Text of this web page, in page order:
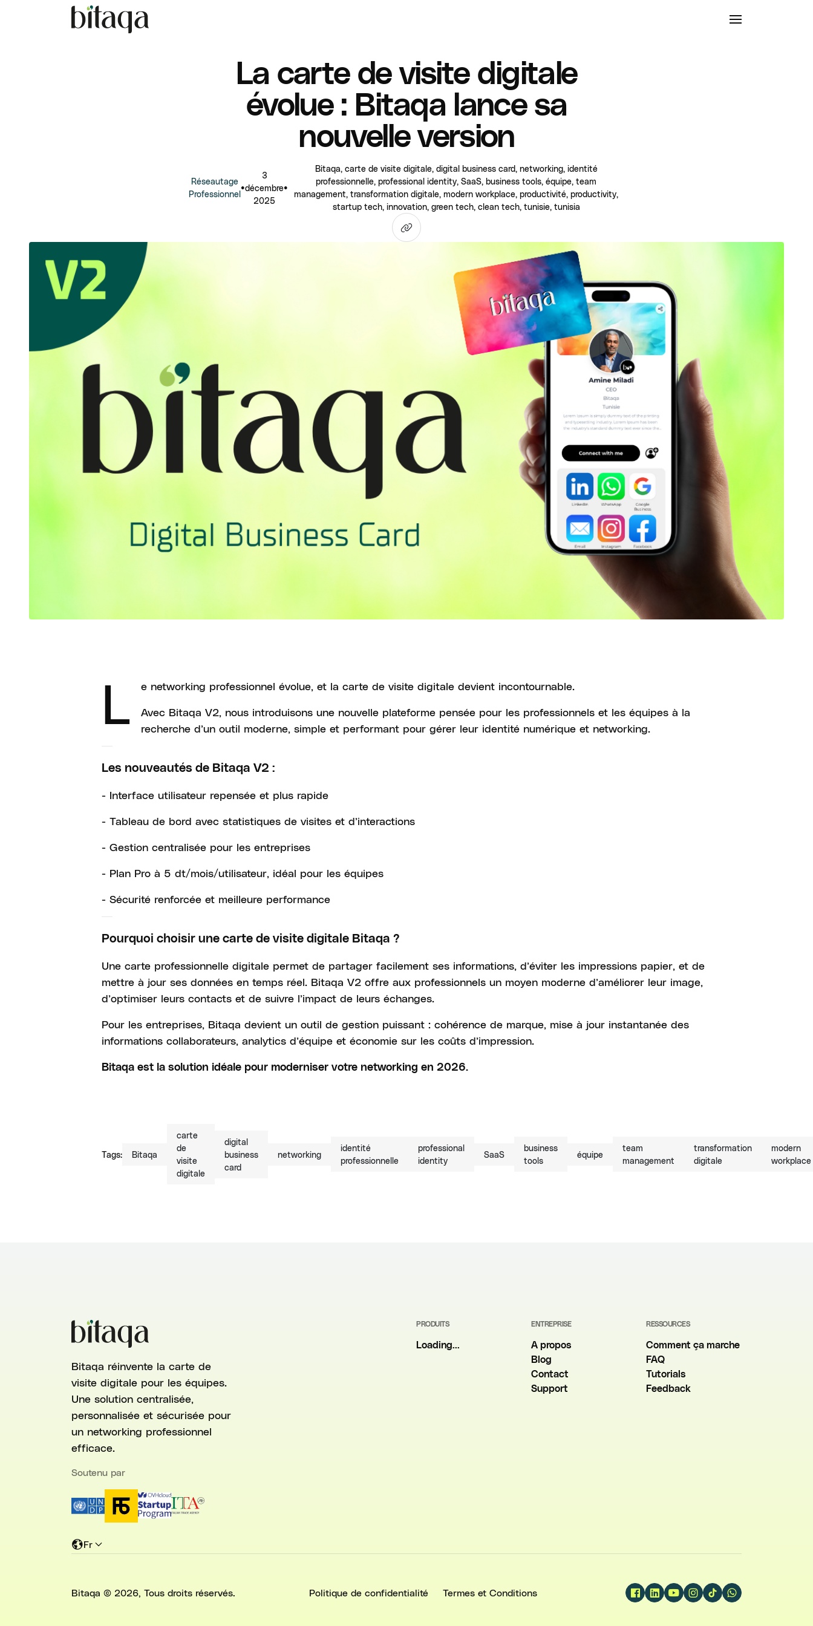
La carte de visite digitale
évolue : Bitaqa lance sa
nouvelle version
Réseautage
Professionnel
•
3
décembre
2025
•
Bitaqa, carte de visite digitale, digital business card, networking, identité
professionnelle, professional identity, SaaS, business tools, équipe, team
management, transformation digitale, modern workplace, productivité, productivity,
startup tech, innovation, green tech, clean tech, tunisie, tunisia
L e networking professionnel évolue, et la carte de visite digitale devient incontournable.
Avec Bitaqa V2, nous introduisons une nouvelle plateforme pensée pour les professionnels et les équipes à la
recherche d’un outil moderne, simple et performant pour gérer leur identité numérique et networking.
Les nouveautés de Bitaqa V2 :
- Interface utilisateur repensée et plus rapide
- Tableau de bord avec statistiques de visites et d’interactions
- Gestion centralisée pour les entreprises
- Plan Pro à 5 dt/mois/utilisateur, idéal pour les équipes
- Sécurité renforcée et meilleure performance
Pourquoi choisir une carte de visite digitale Bitaqa ?
Une carte professionnelle digitale permet de partager facilement ses informations, d’éviter les impressions papier, et de
mettre à jour ses données en temps réel. Bitaqa V2 offre aux professionnels un moyen moderne d’améliorer leur image,
d’optimiser leurs contacts et de suivre l’impact de leurs échanges.
Pour les entreprises, Bitaqa devient un outil de gestion puissant : cohérence de marque, mise à jour instantanée des
informations collaborateurs, analytics d’équipe et économie sur les coûts d’impression.
Bitaqa est la solution idéale pour moderniser votre networking en 2026.
Tags: Bitaqa
carte
de
visite
digitale
digital
business
card
networking
identité
professionnelle
professional
identity
SaaS
business
tools
équipe
team
management
transformation
digitale
modern
workplace
Bitaqa réinvente la carte de
visite digitale pour les équipes.
Une solution centralisée,
personnalisée et sécurisée pour
un networking professionnel
efficace.
Soutenu par
Fr
PRODUITS
Loading...
ENTREPRISE
A propos
Blog
Contact
Support
RESSOURCES
Comment ça marche
FAQ
Tutorials
Feedback
Bitaqa © 2026 , Tous droits réservés. Politique de confidentialité Termes et Conditions